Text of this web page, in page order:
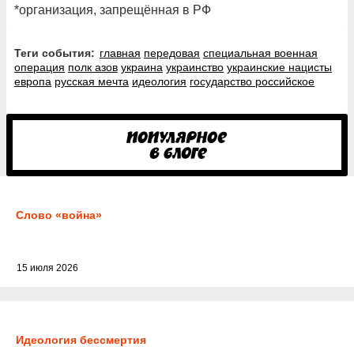
*организация, запрещённая в РФ
Теги события: главная передовая специальная военная
операция полк азов украина украинство украинские нацисты
европа русская мечта идеология государство российское
Слово «война»
15 июля 2026
Идеология бессмертия